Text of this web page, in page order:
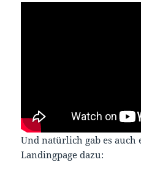
Und natürlich gab es auch
Landingpage dazu: